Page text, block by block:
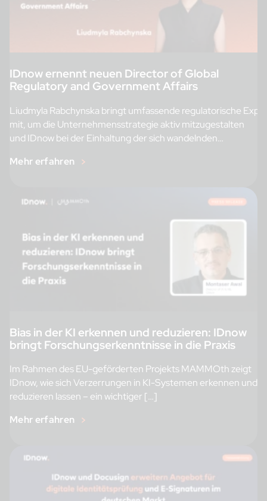
IDnow ernennt neuen Director of Global
Regulatory and Government Affairs
Liudmyla Rabchynska bringt umfassende regulatorische
mit, um die Unternehmensstrategie aktiv mitzugestalten
und IDnow bei der Einhaltung der sich wandelnden
Mehr erfahren
Bias in der KI erkennen und reduzieren: IDnow
bringt Forschungserkenntnisse in die Praxis
Im Rahmen des EU-geförderten Projekts MAMMOth zeigt
IDnow, wie sich Verzerrungen in KI-Systemen erkennen und
reduzieren lassen – ein wichtiger […]
Mehr erfahren